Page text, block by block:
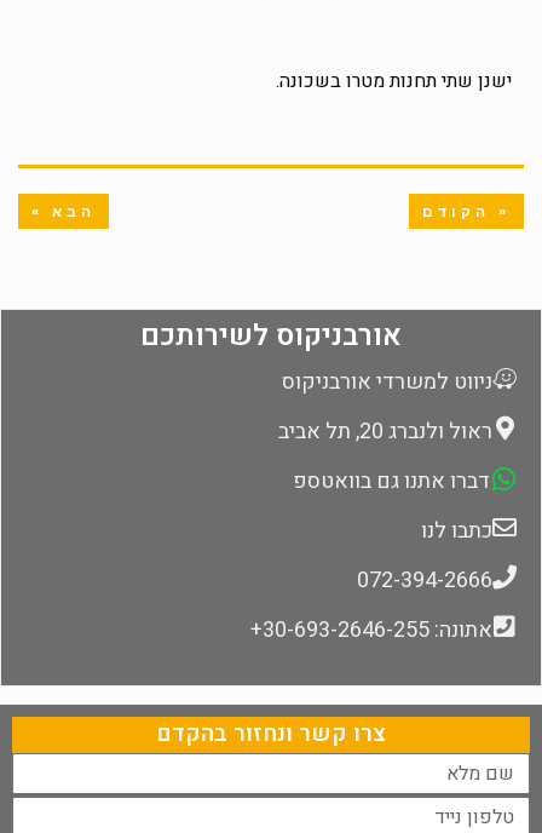
ישנן שתי תחנות מטרו בשכונה.
« הקודם הבא »
אורבניקוס לשירותכם
ניווט למשרדי אורבניקוס
ראול ולנברג 20, תל אביב
דברו אתנו גם בוואטספ
כתבו לנו
072-394-2666
אתונה: 30-693-2646-255+
צרו קשר ונחזור בהקדם